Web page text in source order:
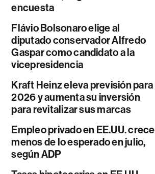
encuesta
Flávio Bolsonaro elige al
diputado conservador Alfredo
Gaspar como candidato a la
vicepresidencia
Kraft Heinz eleva previsión para
2026 y aumenta su inversión
para revitalizar sus marcas
Empleo privado en EE.UU. crece
menos de lo esperado en julio,
según ADP